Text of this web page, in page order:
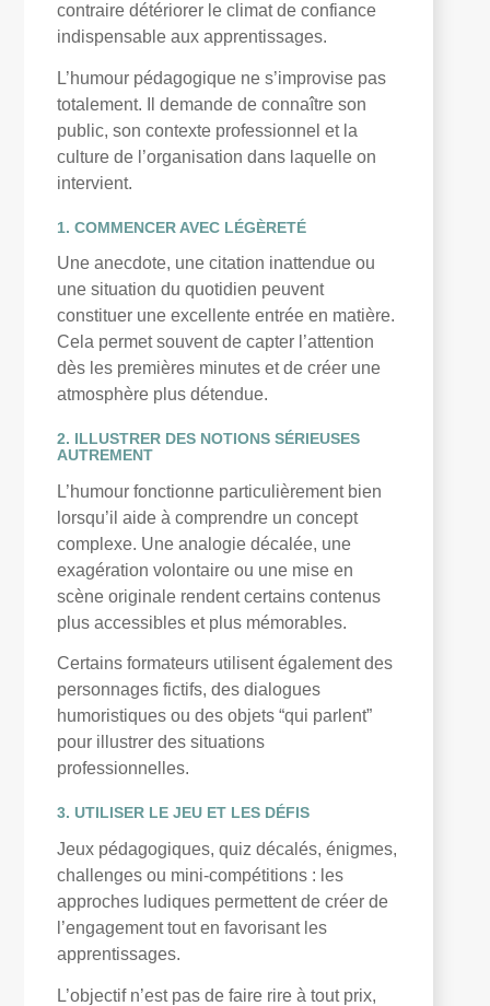
contraire détériorer le climat de confiance
indispensable aux apprentissages.
L’humour pédagogique ne s’improvise pas
totalement. Il demande de connaître son
public, son contexte professionnel et la
culture de l’organisation dans laquelle on
intervient.
1. COMMENCER AVEC LÉGÈRETÉ
Une anecdote, une citation inattendue ou
une situation du quotidien peuvent
constituer une excellente entrée en matière.
Cela permet souvent de capter l’attention
dès les premières minutes et de créer une
atmosphère plus détendue.
2. ILLUSTRER DES NOTIONS SÉRIEUSES
AUTREMENT
L’humour fonctionne particulièrement bien
lorsqu’il aide à comprendre un concept
complexe. Une analogie décalée, une
exagération volontaire ou une mise en
scène originale rendent certains contenus
plus accessibles et plus mémorables.
Certains formateurs utilisent également des
personnages fictifs, des dialogues
humoristiques ou des objets “qui parlent”
pour illustrer des situations
professionnelles.
3. UTILISER LE JEU ET LES DÉFIS
Jeux pédagogiques, quiz décalés, énigmes,
challenges ou mini-compétitions : les
approches ludiques permettent de créer de
l’engagement tout en favorisant les
apprentissages.
L’objectif n’est pas de faire rire à tout prix,